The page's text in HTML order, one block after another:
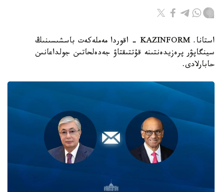
استانا. KAZINFORM - اقوردا مەملەكەت باسشىسىنىڭ
سينگاپۋر پرەزيدەنتىنە قۇتتىقتاۋ جەدەلحاتىن جولداعانىن
حابارلادى.